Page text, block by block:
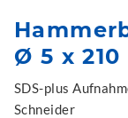
Ø 5 x 210
SDS-plus
Schneider